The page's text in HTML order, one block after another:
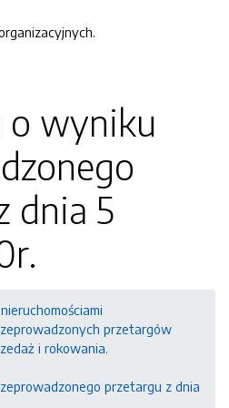
o wyniku
dnia 5
przetargów
i rokowania.
przetargu z dnia